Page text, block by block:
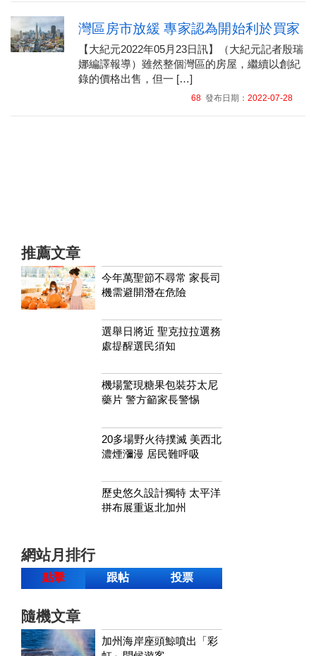
灣區房市放緩 專家認為開始利於買家
【大紀元2022年05月23日訊】（大紀元記者殷瑞
娜編譯報導）雖然整個灣區的房屋，繼續以創紀
錄的價格出售，但一 […]
68發布日期： 2022-07-28
推薦文章
今年萬聖節不尋常 家長司
機需避開潛在危險
選舉日將近 聖克拉拉選務
處提醒選民須知
機場驚現糖果包裝芬太尼
藥片 警方籲家長警惕
20多場野火待撲滅 美西北
濃煙瀰漫 居民難呼吸
歷史悠久設計獨特 太平洋
拼布展重返北加州
網站月排行
點擊 跟帖 投票
隨機文章
加州海岸座頭鯨噴出「彩